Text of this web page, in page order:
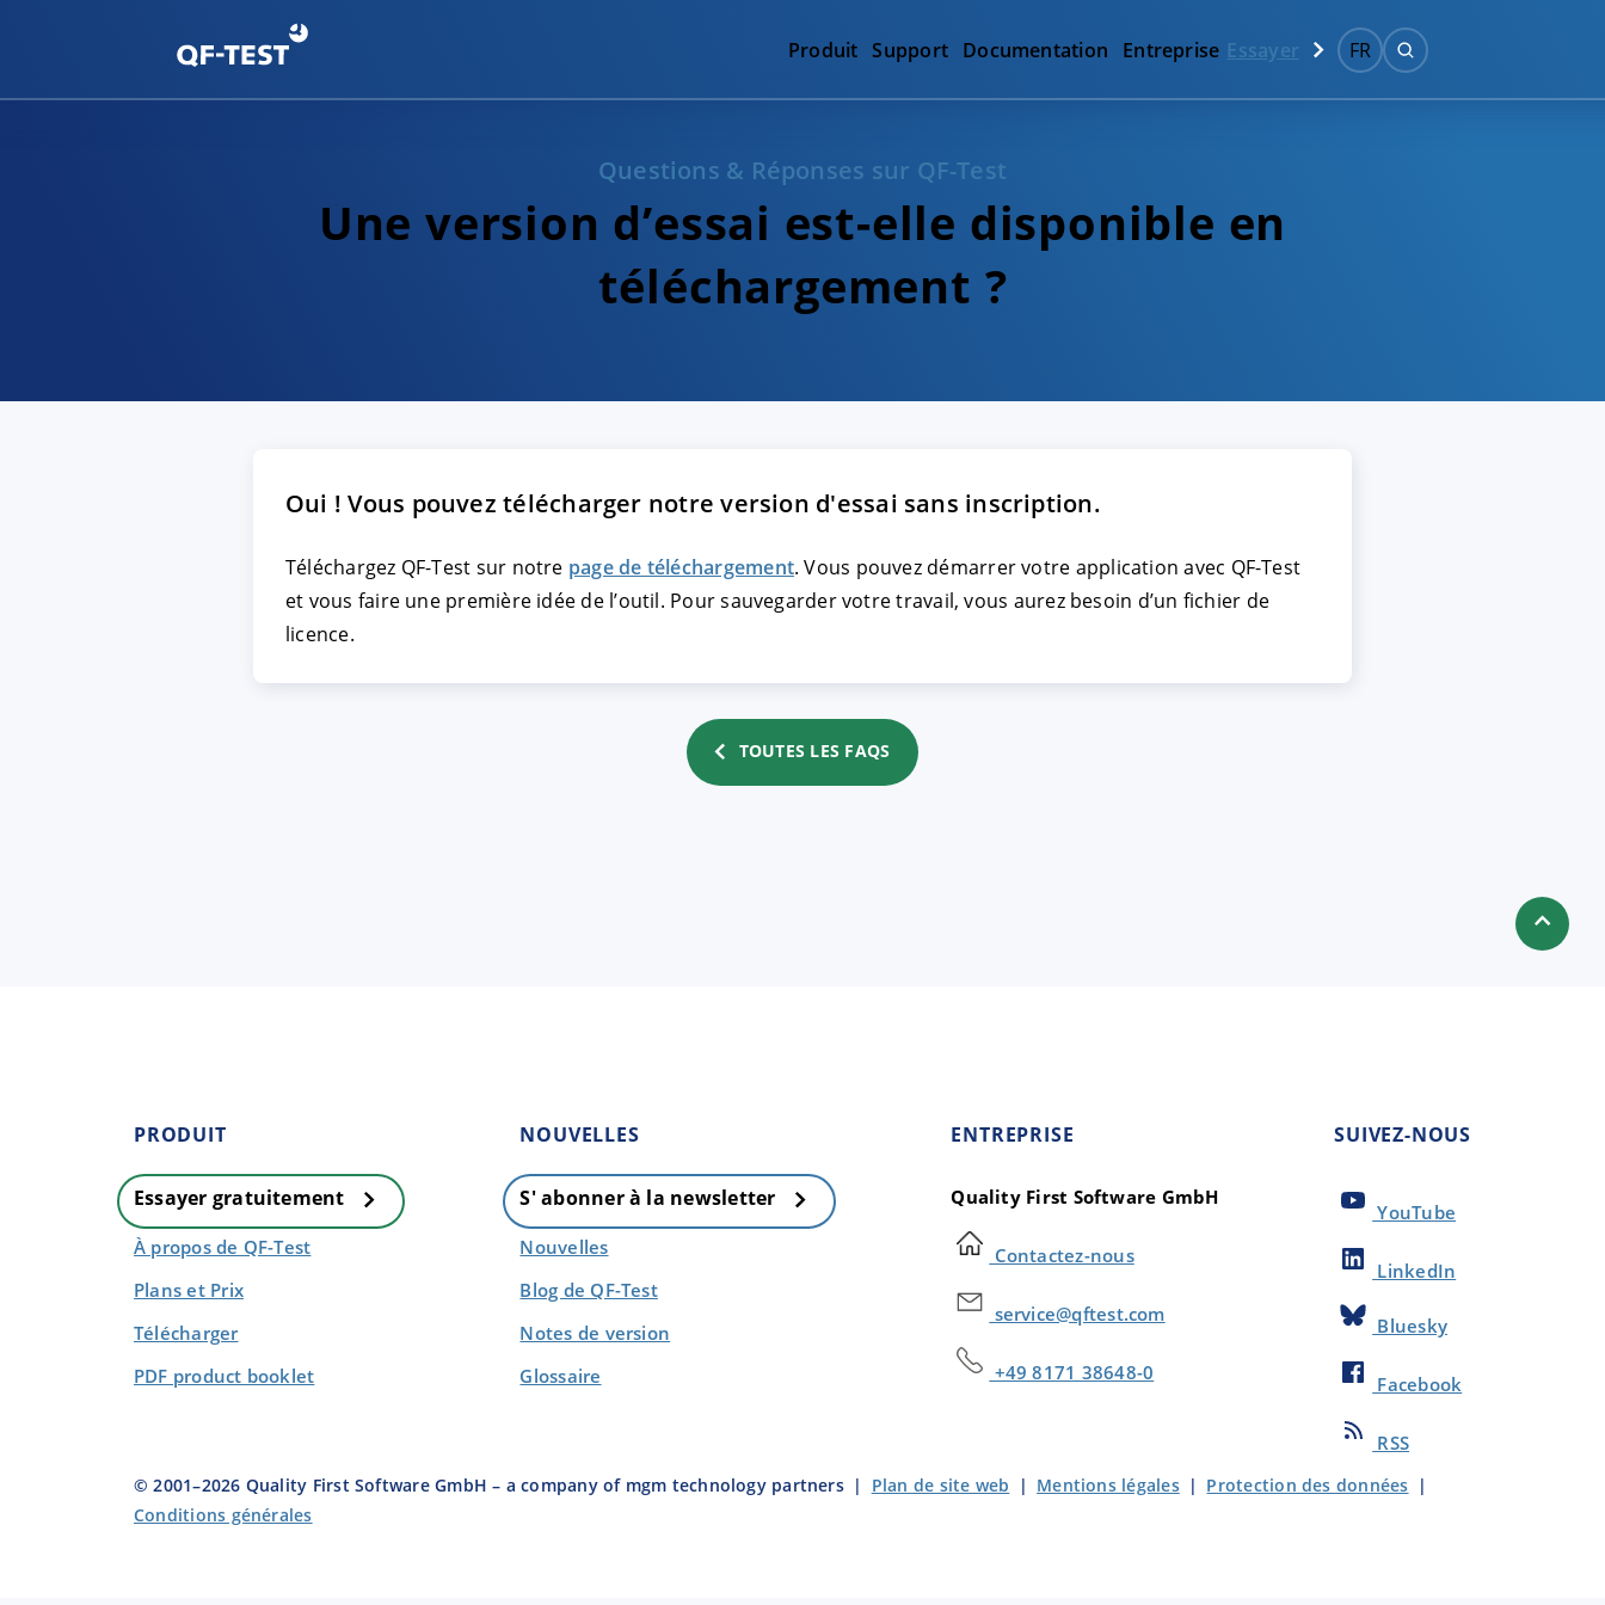
Produit Support Documentation Entreprise Essayer FR
Questions & Réponses sur QF-Test
Une version d’essai est-elle disponible en
téléchargement ?
Oui ! Vous pouvez télécharger notre version d'essai sans inscription.
Téléchargez QF-Test sur notre page de téléchargement. Vous pouvez démarrer votre application avec QF-Test
et vous faire une première idée de l’outil. Pour sauvegarder votre travail, vous aurez besoin d’un fichier de
licence.
TOUTES LES FAQS
PRODUIT
Essayer gratuitement
À propos de QF-Test
Plans et Prix
Télécharger
PDF product booklet
NOUVELLES
S' abonner à la newsletter
Nouvelles
Blog de QF-Test
Notes de version
Glossaire
ENTREPRISE
Quality First Software GmbH
Contactez-nous
service@qftest.com
+49 8171 38648-0
SUIVEZ-NOUS
YouTube
LinkedIn
Bluesky
Facebook
RSS
© 2001–2026 Quality First Software GmbH – a company of mgm technology partners| Plan de site web | Mentions légales| Protection des données |
Conditions générales
ACCEPTER PARAMETRER REFUSER